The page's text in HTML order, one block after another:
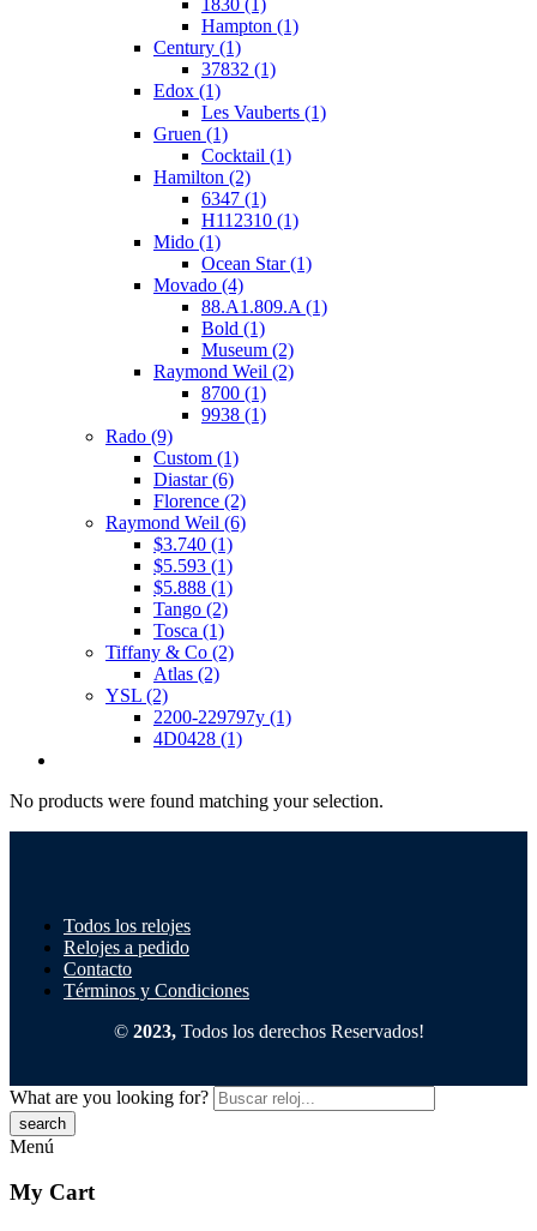
Hampton (1)
Century (1)
37832 (1)
Edox (1)
Les Vauberts (1)
Gruen (1)
Cocktail (1)
Hamilton (2)
6347 (1)
H112310 (1)
Mido (1)
Ocean Star(1)
Movado (4)
88.A1.809.A (1)
Bold (1)
Museum (2)
Raymond Weil (2)
8700 (1)
9938 (1)
Rado (9)
Custom (1)
Diastar(6)
Florence (2)
Raymond Weil (6)
$3.740 (1)
$5.593 (1)
$5.888 (1)
Tango (2)
Tosca (1)
Tiffany & Co (2)
Atlas (2)
YSL (2)
2200-229797y (1)
4D0428 (1)
No products were found matching your selection.
Todos los relojes
Relojes a pedido
Contacto
Términos y Condiciones
© 2023, Todos los derechos Reservados!
What are you looking for?
Menú
My Cart